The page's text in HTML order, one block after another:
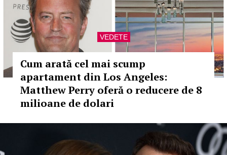
VEDETE
Cum arată cel mai scump
apartament din Los Angeles:
Matthew Perry oferă o reducere de 8
milioane de dolari